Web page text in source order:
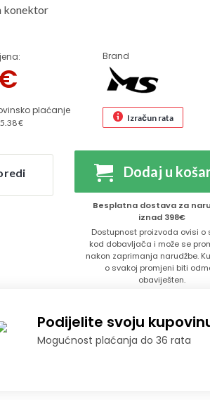
konektor
plaćanje
Brand
€ Izračun rata
Dodaj u
Besplatna dostava za
iznad 398€
Dostupnost proizvoda ovisi o
kod dobavljača i može se
nakon zaprimanja narudžbe.
o svakoj promjeni biti
obaviješten.
Podijelite svoju
Mogućnost plaćanja do 36 rata